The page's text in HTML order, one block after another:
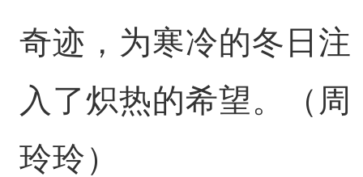
奇迹，为寒冷的冬日注
入了炽热的希望。（周
玲玲）